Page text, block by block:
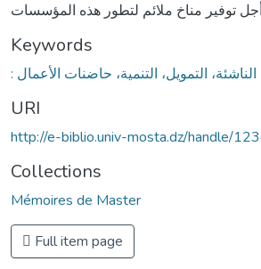
Keywords
التمويل، التنمية، حاضنات الأعمال
URI
http://e-biblio.univ-mosta.dz/handle/
Collections
Mémoires de Master
Full item page